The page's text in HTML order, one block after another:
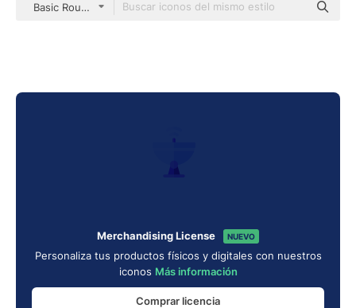
Basic Rounded Flat
Merchandising License NUEVO
Personaliza tus productos físicos y digitales con nuestros
iconos Más información
Comprar licencia